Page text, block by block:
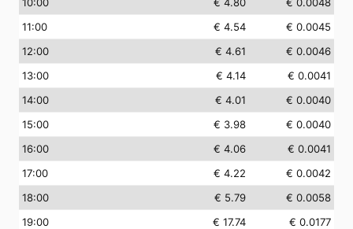
11:00 € 4.54
€ 0.0045
12:00 € 4.61
€ 0.0046
13:00 € 4.14
€ 0.0041
14:00 € 4.01
€ 0.0040
15:00 € 3.98
€ 0.0040
16:00 € 4.06
€ 0.0041
17:00 € 4.22
€ 0.0042
18:00 € 5.79
€ 0.0058
19:00 € 17.74
€ 0.0177